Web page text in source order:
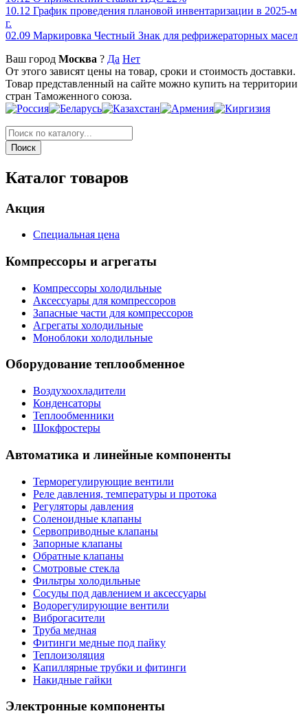
10.12 График проведения плановой инвентаризации в 2025-м
г.
02.09 Маркировка Честный Знак для рефрижераторных масел
Ваш город Москва ? Да Нет
От этого зависят цены на товар, сроки и стоимость доставки.
Товар представленный на сайте можно купить на территории
стран Таможенного союза.
Каталог товаров
Акция
Специальная цена
Компрессоры и агрегаты
Компрессоры холодильные
Аксессуары для компрессоров
Запасные части для компрессоров
Агрегаты холодильные
Моноблоки холодильные
Оборудование теплообменное
Воздухоохладители
Конденсаторы
Теплообменники
Шокфростеры
Автоматика и линейные компоненты
Терморегулирующие вентили
Реле давления, температуры и протока
Регуляторы давления
Соленоидные клапаны
Сервоприводные клапаны
Запорные клапаны
Обратные клапаны
Смотровые стекла
Фильтры холодильные
Сосуды под давлением и аксессуары
Водорегулирующие вентили
Виброгасители
Труба медная
Фитинги медные под пайку
Теплоизоляция
Капиллярные трубки и фитинги
Накидные гайки
Электронные компоненты